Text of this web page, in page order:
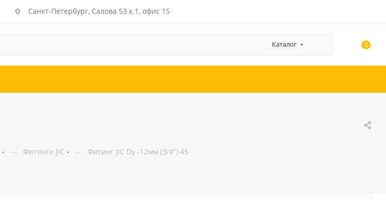
Санкт-Петербург, Салова 53 к.1, офис 15
Каталог 0
— Фитинги JIC — Фитинг JIC Dу -12мм (3/4") 45